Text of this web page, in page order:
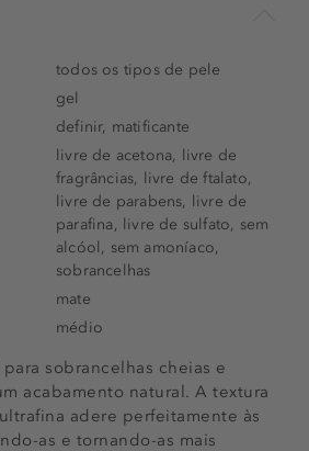
sobrancelhas cheias e
acabamento natural. A textura
adere perfeitamente às
as e tornando-as mais
todos os tipos de pele
gel
definir, matificante
livre de acetona, livre de
fragrâncias, livre de ftalato,
livre de parabens, livre de
parafina, livre de sulfato, sem
alcóol, sem amoníaco,
sobrancelhas
mate
médio